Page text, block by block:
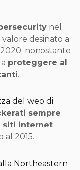
nel
valore desinato a
nonostante
proteggere al
.
del web di
sempre
siti internet
al 2015.
Northeastern